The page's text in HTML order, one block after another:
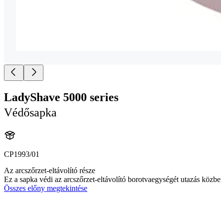
LadyShave 5000 series
Védősapka
CP1993/01
Az arcszőrzet-eltávolító része
Ez a sapka védi az arcszőrzet-eltávolító borotvaegységét utazás
Összes előny megtekintése